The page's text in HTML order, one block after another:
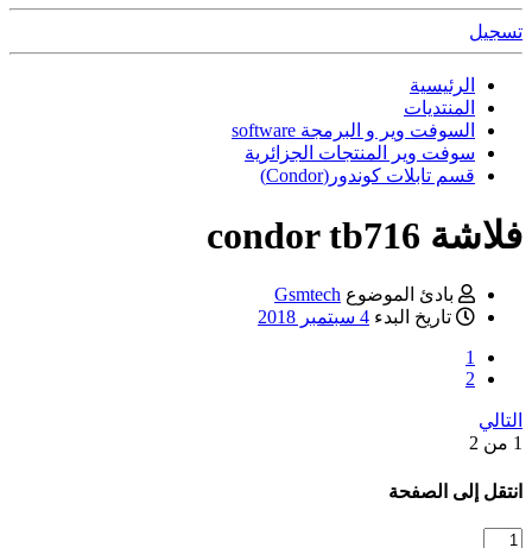
تسجيل
الرئيسية
المنتديات
السوفت وير و البرمجة software
سوفت وير المنتجات الجزائرية
قسم تابلات كوندور(Condor)
فلاشة condor tb716
بادئ الموضوع Gsmtech
تاريخ البدء 4 سبتمبر 2018
1
2
التالي
1 من 2
انتقل إلى الصفحة